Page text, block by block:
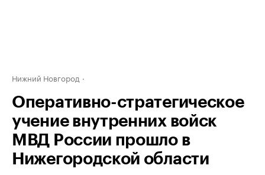
Нижний Новгород
Оперативно-стратегическое
учение внутренних войск
МВД России прошло в
Нижегородской области